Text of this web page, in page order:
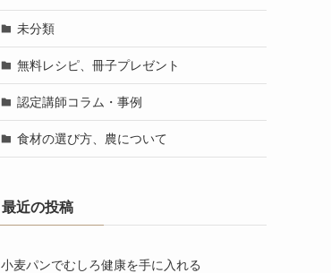
未分類
無料レシピ、冊子プレゼント
認定講師コラム・事例
食材の選び方、農について
最近の投稿
小麦パンでむしろ健康を手に入れる